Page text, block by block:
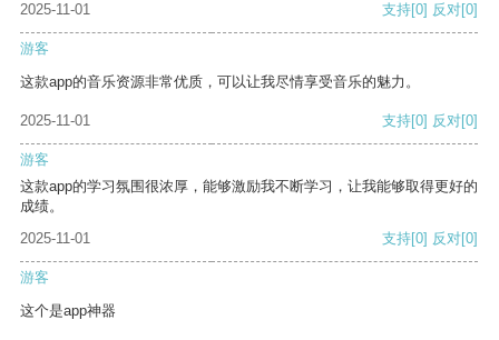
2025-11-01 支持[0] 反对[0]
游客
这款app的音乐资源非常优质，可以让我尽情享受音乐的魅力。
2025-11-01 支持[0] 反对[0]
游客
这款app的学习氛围很浓厚，能够激励我不断学习，让我能够取得更好的
成绩。
2025-11-01
支持[0] 反对[0]
游客
这个是app神器